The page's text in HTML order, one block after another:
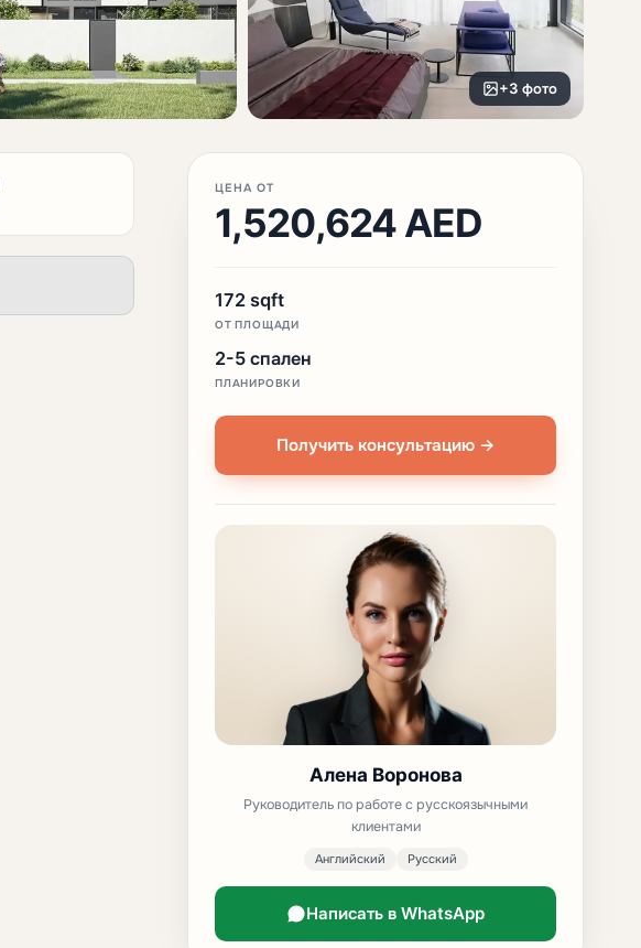
+3 фото
ЦЕНА ОТ
1,520,624 AED
172 sqft
ОТ ПЛОЩАДИ
2-5 спален
ПЛАНИРОВКИ
Получить консультацию →
Алена Воронова
Руководитель по работе с русскоязычными
клиентами
Английский Русский
Написать в WhatsApp